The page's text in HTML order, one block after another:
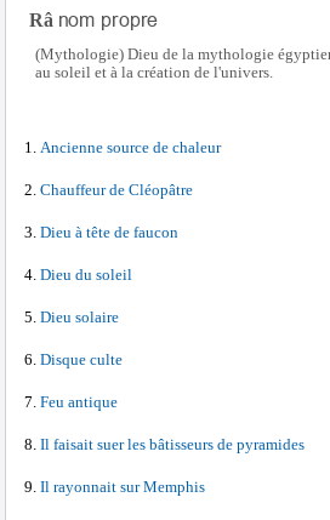
Râ
(Mythologie) Dieu de la mythologie
au soleil et à la création de l'univers.
Ancienne source de chaleur
Chauffeur de Cléopâtre
Dieu à tête de faucon
Dieu du soleil
Dieu solaire
Disque culte
Feu antique
Il faisait suer les bâtisseurs de pyramides
Il rayonnait sur Memphis